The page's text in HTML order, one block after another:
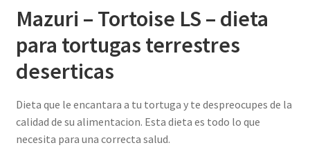
Mazuri – Tortoise LS – dieta
para tortugas terrestres
deserticas
Dieta que le encantara a tu tortuga y te despreocupes de la
calidad de su alimentacion. Esta dieta es todo lo que
necesita para una correcta salud.